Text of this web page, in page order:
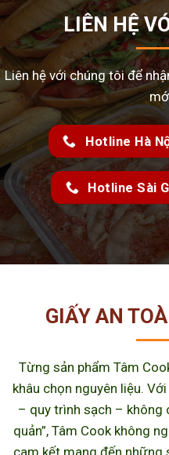
LIÊN HỆ
Liên hệ với chúng tôi để
Hotline Hà
Hotline Sài
GIẤY AN
Từng sản phẩm Tâm
khâu chọn nguyên liệu.
– quy trình sạch – không
quản”, Tâm Cook không